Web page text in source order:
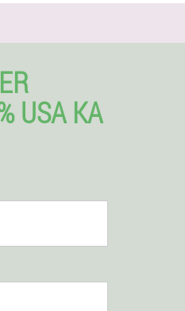
USA KA